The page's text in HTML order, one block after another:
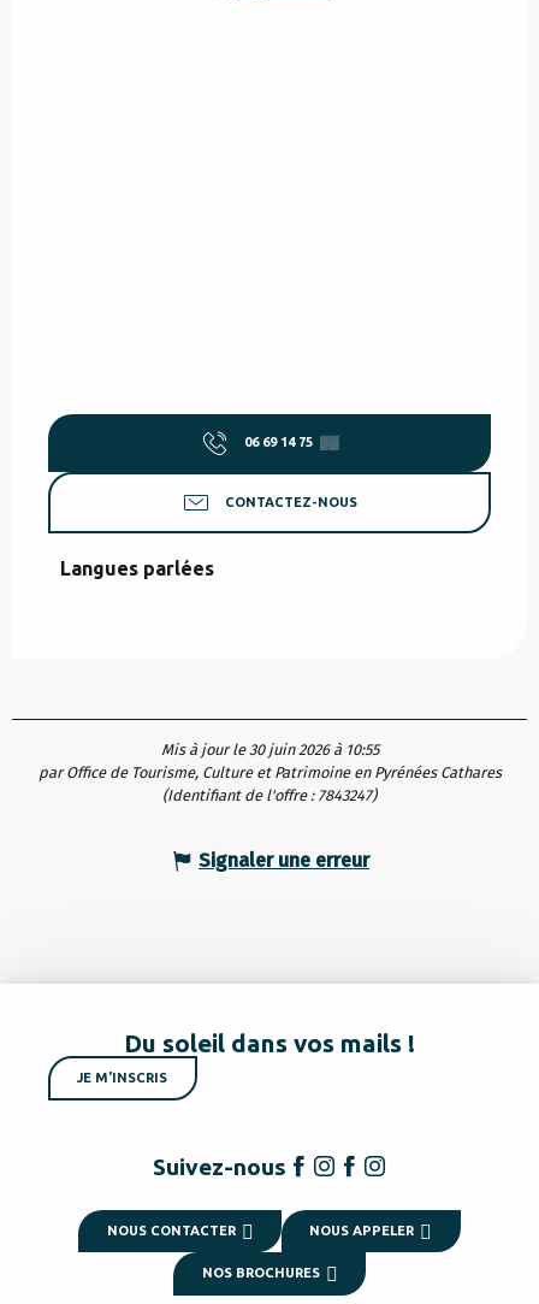
06 69 14 75 ▒▒
CONTACTEZ-NOUS
Langues parlées
Langues parlées
Mis à jour le 30 juin 2026 à 10:55
par Office de Tourisme, Culture et Patrimoine en Pyrénées Cathares
(Identifiant de l'offre : 7843247)
Signaler une erreur
Du soleil dans vos mails !
JE M'INSCRIS
Suivez-nous
NOUS CONTACTER NOUS APPELER
NOS BROCHURES